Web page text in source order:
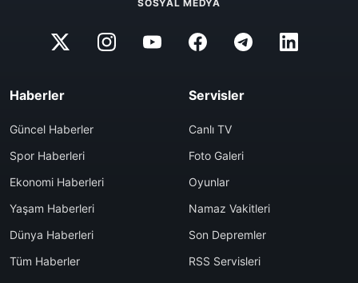
SOSYAL MEDYA
Haberler
Güncel Haberler
Spor Haberleri
Ekonomi Haberleri
Yaşam Haberleri
Dünya Haberleri
Tüm Haberler
Servisler
Canlı TV
Foto Galeri
Oyunlar
Namaz Vakitleri
Son Depremler
RSS Servisleri